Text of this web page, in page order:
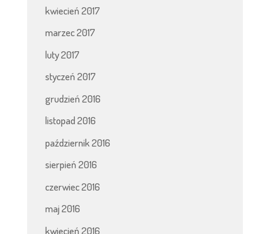
kwiecień 2017
marzec 2017
luty 2017
styczeń 2017
grudzień 2016
listopad 2016
październik 2016
sierpień 2016
czerwiec 2016
maj 2016
kwiecień 2016